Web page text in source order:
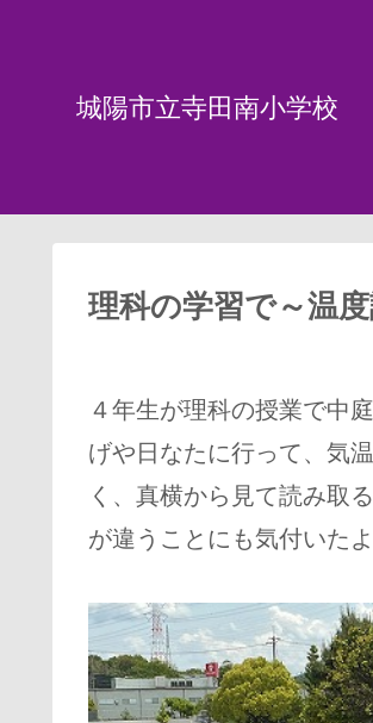
城陽市立寺田南小学校
理科の学習で～温度
４年生が理科の授業で中
げや日なたに行って、気
く、真横から見て読み取
が違うことにも気付いたよ